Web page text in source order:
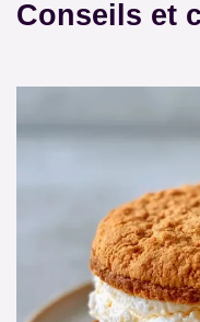
Conseils et